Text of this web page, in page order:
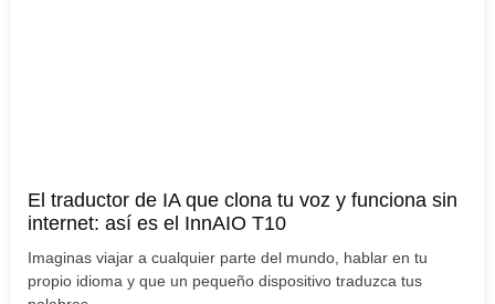
El traductor de IA que clona tu voz y funciona sin
internet: así es el InnAIO T10
Imaginas viajar a cualquier parte del mundo, hablar en tu
propio idioma y que un pequeño dispositivo traduzca tus